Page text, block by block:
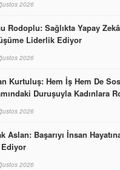
2026
Rodoplu: Sağlıkta Yapay
Liderlik Ediyor
2026
Kurtuluş: Hem İş Hem De
Duruşuyla Kadınlara
2026
Aslan: Başarıyı İnsan
2026